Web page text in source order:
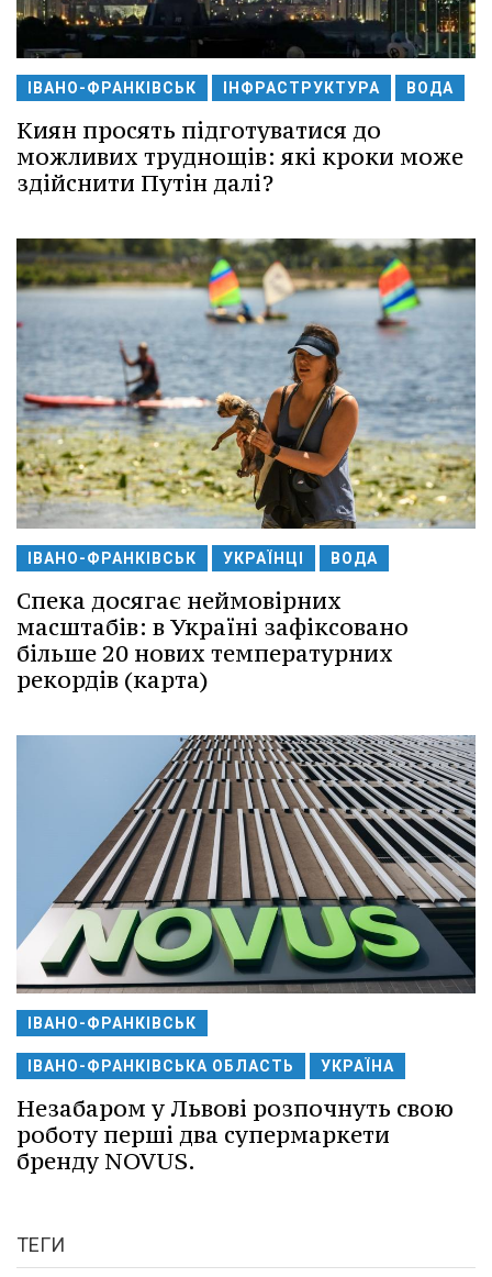
ІВАНО-ФРАНКІВСЬК ІНФРАСТРУКТУРА ВОДА
Киян просять підготуватися до
можливих труднощів: які кроки може
здійснити Путін далі?
ІВАНО-ФРАНКІВСЬК УКРАЇНЦІ ВОДА
Спека досягає неймовірних
масштабів: в Україні зафіксовано
більше 20 нових температурних
рекордів (карта)
ІВАНО-ФРАНКІВСЬК
ІВАНО-ФРАНКІВСЬКА ОБЛАСТЬ УКРАЇНА
Незабаром у Львові розпочнуть свою
роботу перші два супермаркети
бренду NOVUS.
ТЕГИ